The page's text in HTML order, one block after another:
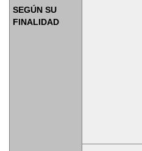
SEGÚN SU
FINALIDAD